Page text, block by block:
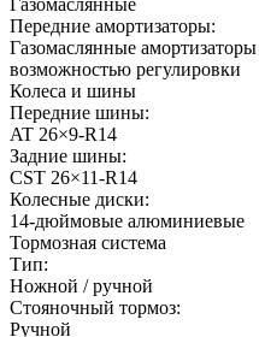
Газомаслянные
Передние амортизаторы:
Газомаслянные
возможностью регулировки
Колеса и шины
Передние шины:
AT 26×9-R14
Задние шины:
CST 26×11-R14
Колесные диски:
14-дюймовые алюминиевые
Тормозная система
Тип:
Ножной / ручной
Стояночный тормоз:
Ручной